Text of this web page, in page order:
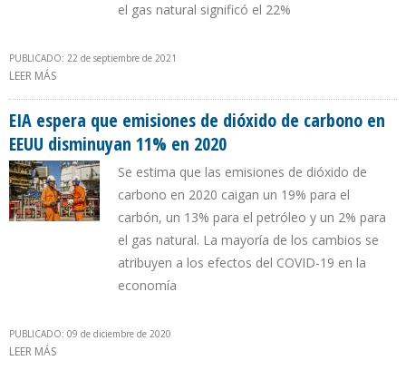
el gas natural significó el 22%
PUBLICADO: 22 de septiembre de 2021
LEER MÁS
EIA espera que emisiones de dióxido de carbono en
EEUU disminuyan 11% en 2020
Se estima que las emisiones de dióxido de
carbono en 2020 caigan un 19% para el
carbón, un 13% para el petróleo y un 2% para
el gas natural. La mayoría de los cambios se
atribuyen a los efectos del COVID-19 en la
economía
PUBLICADO: 09 de diciembre de 2020
LEER MÁS